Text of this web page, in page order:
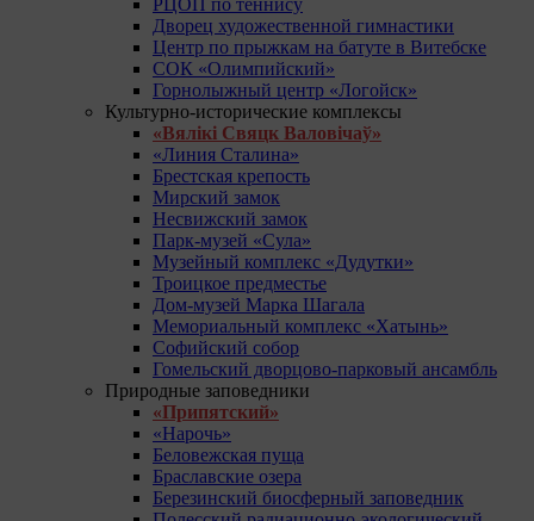
РЦОП по теннису
Дворец художественной гимнастики
Центр по прыжкам на батуте в Витебске
СОК «Олимпийский»
Горнолыжный центр «Логойск»
Культурно-исторические комплексы
«Вялікі Свяцк Валовічаў»
«Линия Сталина»
Брестская крепость
Мирский замок
Несвижский замок
Парк-музей «Сула»
Музейный комплекс «Дудутки»
Троицкое предместье
Дом-музей Марка Шагала
Мемориальный комплекс «Хатынь»
Софийский собор
Гомельский дворцово-парковый ансамбль
Природные заповедники
«Припятский»
«Нарочь»
Беловежская пуща
Браславские озера
Березинский биосферный заповедник